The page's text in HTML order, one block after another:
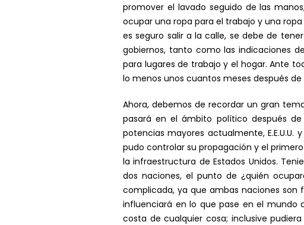
promover el lavado seguido de las
ocupar una ropa para el trabajo y una
es seguro salir a la calle, se debe de
gobiernos, tanto como las indicaciones
para lugares de trabajo y el hogar. Ante
lo menos unos cuantos meses después
Ahora, debemos de recordar un gran
pasará en el ámbito político después
potencias mayores actualmente,
pudo controlar su propagación y el
la infraestructura de Estados Unidos.
dos naciones, el punto de ¿quién
complicada, ya que ambas naciones son
influenciará en lo que pase en el mundo
costa de cualquier cosa; inclusive